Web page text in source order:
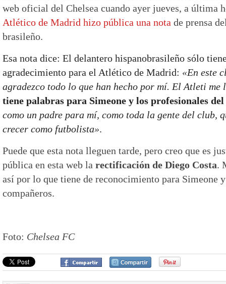
web oficial del Chelsea cuando ayer jueves, a última
Atlético de Madrid hizo pública una nota de prensa
brasileño.
Esa nota dice: El delantero hispanobrasileño sólo
agradecimiento para el Atlético de Madrid: «En este
agradezco todo lo que han hecho por mí. El Atleti me
tiene palabras para Simeone y los profesionales
como un padre para mí, como toda la gente del club,
crecer como futbolista».
Puede que esta nota lleguen tarde, pero creo que es
pública en esta web la rectificación de Diego Costa.
así por lo que tiene de reconocimiento para Simeone
compañeros.
Foto: Chelsea FC